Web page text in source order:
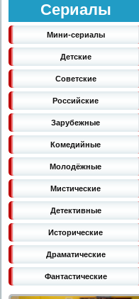
Сериалы
Мини-сериалы
Детские
Советские
Российские
Зарубежные
Комедийные
Молодёжные
Мистические
Детективные
Исторические
Драматические
Фантастические